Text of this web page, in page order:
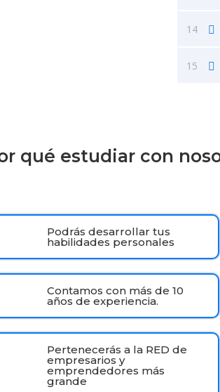
14
15
qué estudiar con
Podrás desarrollar tus
habilidades personales
Contamos con más de 10
años de experiencia.
Pertenecerás a la RED de
empresarios y
emprendedores más
grande